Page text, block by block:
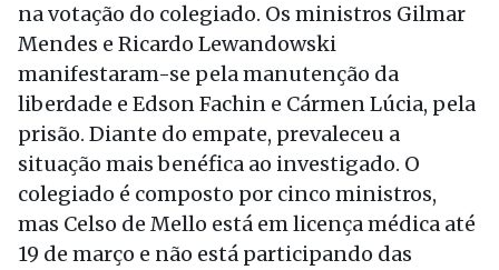
na votação do colegiado. Os ministros Gilmar
Mendes e Ricardo Lewandowski
manifestaram-se pela manutenção da
liberdade e Edson Fachin e Cármen Lúcia, pela
prisão. Diante do empate, prevaleceu a
situação mais benéfica ao investigado. O
colegiado é composto por cinco ministros,
mas Celso de Mello está em licença médica até
19 de março e não está participando das